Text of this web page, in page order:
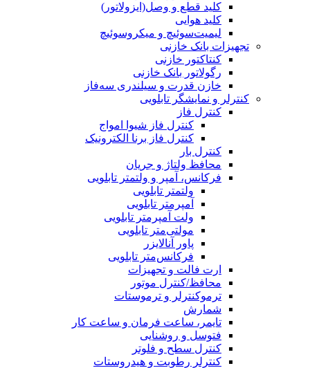
کلید قطع و وصل(ایزولاتور)
کلید هوایی
لیمیت‌سوئیچ و میکروسوئیچ
تجهیزات بانک خازنی
کنتاکتور خازنی
رگولاتور بانک خازنی
خازن قدرت و سیلندری سه‌فاز
کنترلر و نمایشگر تابلویی
کنترل فاز
کنترل فاز شیوا امواج
کنترل فاز برنا الکترونیک
کنترل بار
محافظ ولتاژ و جریان
فرکانس، آمپر و ولتمتر تابلویی
ولتمتر تابلویی
آمپرمتر تابلویی
ولت آمپرمتر تابلویی
مولتی‌متر تابلویی
پاور آنالایزر
فرکانس‌متر تابلویی
ارت فالت و تجهیزات
محافظ/کنترل موتور
ترموکنترلر و ترموستات
شمارش
تایمر، ساعت فرمان و ساعت کار
فتوسل و روشنایی
کنترل سطح و فلوتر
کنترلر رطوبت و هیدروستات